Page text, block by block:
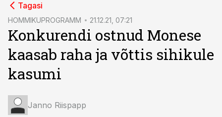
Tagasi
HOMMIKUPROGRAMM 21.12.21, 07:21
Konkurendi ostnud Monese
kaasab raha ja võttis sihikule
kasumi
Janno Riispapp